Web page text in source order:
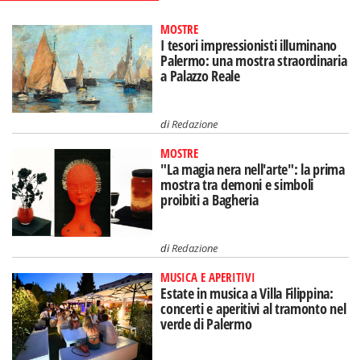
MOSTRE
I tesori impressionisti illuminano
Palermo: una mostra straordinaria
a Palazzo Reale
diRedazione
MOSTRE
"La magia nera nell'arte": la prima
mostra tra demoni e simboli
proibiti a Bagheria
diRedazione
MUSICA E APERITIVI
Estate in musica a Villa Filippina:
concerti e aperitivi al tramonto nel
verde di Palermo